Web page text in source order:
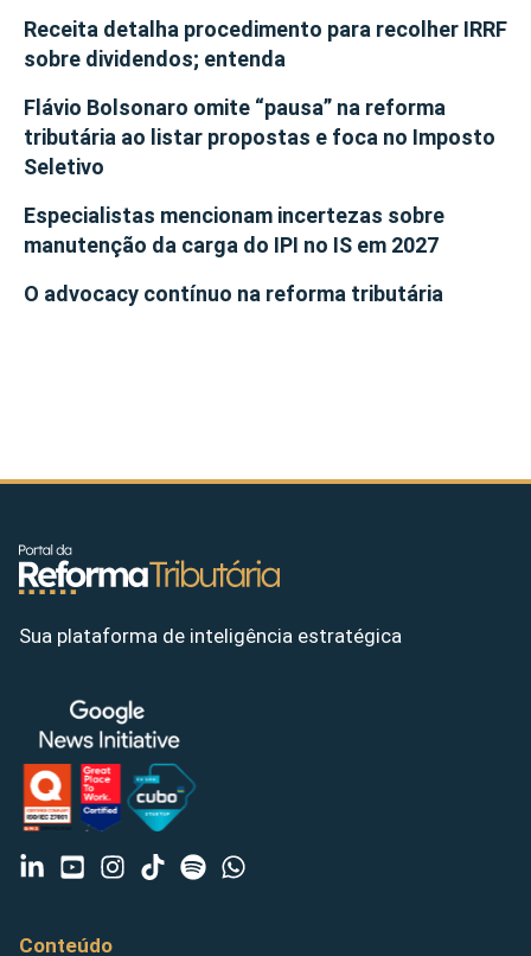
Receita detalha procedimento para recolher IRRF
sobre dividendos; entenda
Flávio Bolsonaro omite “pausa” na reforma
tributária ao listar propostas e foca no Imposto
Seletivo
Especialistas mencionam incertezas sobre
manutenção da carga do IPI no IS em 2027
O advocacy contínuo na reforma tributária
Sua plataforma de inteligência estratégica
Conteúdo